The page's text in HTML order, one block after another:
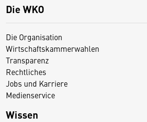
Die WKO
Die Organisation
Wirtschaftskammerwahlen
Transparenz
Rechtliches
Jobs und Karriere
Medienservice
Wissen